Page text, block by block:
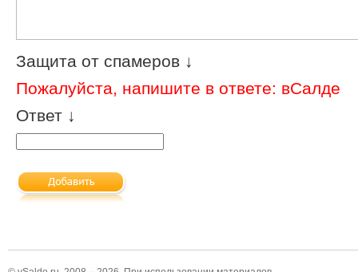
Защита от спамеров ↓
Пожалуйста, напишите в ответе: вСалде
Ответ ↓